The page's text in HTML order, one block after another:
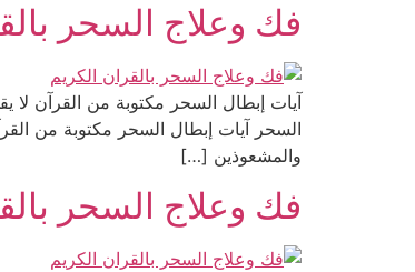
فك وعلاج السحر
آيات إبطال السحر مكتوبة من القرآن لا
السحر آيات إبطال السحر مكتوبة من
والمشعوذين […]
فك وعلاج السحر